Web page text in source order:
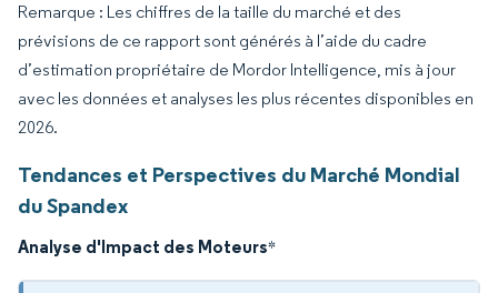
Remarque : Les chiffres de la taille du marché et des
prévisions de ce rapport sont générés à l’aide du cadre
d’estimation propriétaire de Mordor Intelligence, mis à jour
avec les données et analyses les plus récentes disponibles en
2026.
Tendances et Perspectives du Marché Mondial
du Spandex
Analyse d'Impact des Moteurs*